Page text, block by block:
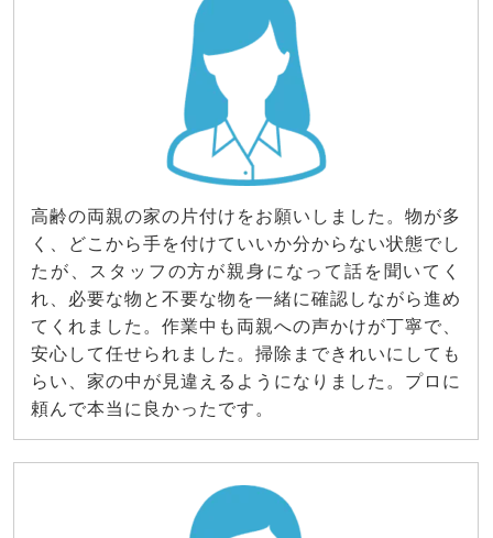
高齢の両親の家の片付けをお願いしました。物が多
く、どこから手を付けていいか分からない状態でし
たが、スタッフの方が親身になって話を聞いてく
れ、必要な物と不要な物を一緒に確認しながら進め
てくれました。作業中も両親への声かけが丁寧で、
安心して任せられました。掃除まできれいにしても
らい、家の中が見違えるようになりました。プロに
頼んで本当に良かったです。